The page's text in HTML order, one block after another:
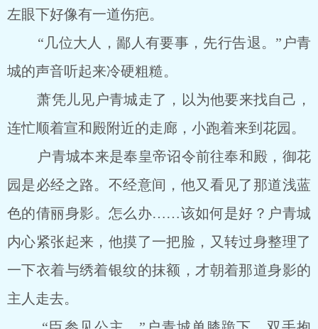
左眼下好像有一道伤疤。
“几位大人，鄙人有要事，先行告退。”户青
城的声音听起来冷硬粗糙。
萧凭儿见户青城走了，以为他要来找自己，
连忙顺着宣和殿附近的走廊，小跑着来到花园。
户青城本来是奉皇帝诏令前往奉和殿，御花
园是必经之路。不经意间，他又看见了那道浅蓝
色的倩丽身影。怎么办……该如何是好？户青城
内心紧张起来，他摸了一把脸，又转过身整理了
一下衣着与绣着银纹的抹额，才朝着那道身影的
主人走去。